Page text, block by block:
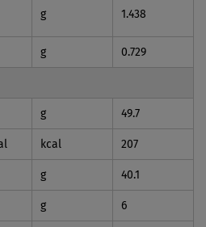
g 1.438
g 0.729
g 49.7
kcal 207
g 40.1
g 6